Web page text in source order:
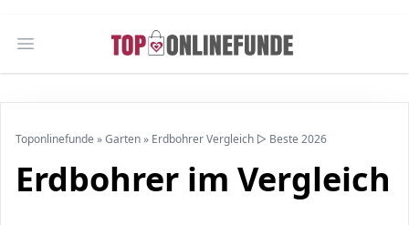
Open main menu
Toponlinefunde »Garten» Erdbohrer Vergleich ▷ Beste 2026
Erdbohrer im Vergleich